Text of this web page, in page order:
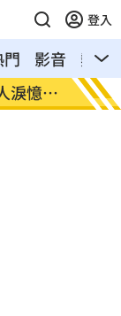
登入
門 影音
熱搜
孫淑媚 鬼門